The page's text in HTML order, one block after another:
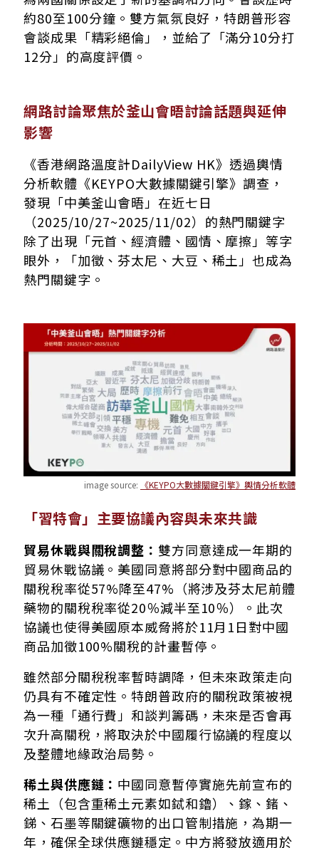
約80至100分鐘。雙方氣氛良好，特朗普形容
會談成果「精彩絕倫」，並給了「滿分10分打
12分」的高度評價。
網路討論聚焦於釜山會晤討論話題與延伸
影響
《香港網路溫度計DailyView HK》透過輿情
分析軟體《KEYPO大數據關鍵引擎》調查，
發現「中美釜山會晤」在近七日
（2025/10/27~2025/11/02）的熱門關鍵字
除了出現「元首、經濟體、國情、摩擦」等字
眼外，「加徵、芬太尼、大豆、稀土」也成為
熱門關鍵字。
image source: 《KEYPO大數據關鍵引擎》輿情分析軟體
「習特會」主要協議內容與未來共識
貿易休戰與關稅調整： 雙方同意達成一年期的
貿易休戰協議。美國同意將部分對中國商品的
關稅稅率從57%降至47%（將涉及芬太尼前體
藥物的關稅稅率從20％減半至10％）。此次
協議也使得美國原本威脅將於11月1日對中國
商品加徵100%關稅的計畫暫停。
雖然部分關稅稅率暫時調降，但未來政策走向
仍具有不確定性。特朗普政府的關稅政策被視
為一種「通行費」和談判籌碼，未來是否會再
次升高關稅，將取決於中國履行協議的程度以
及整體地緣政治局勢。
稀土與供應鏈： 中國同意暫停實施先前宣布的
稀土（包含重稀土元素如鋱和鑥）、鎵、鍺、
銻、石墨等關鍵礦物的出口管制措施，為期一
年，確保全球供應鏈穩定。中方將發放適用於